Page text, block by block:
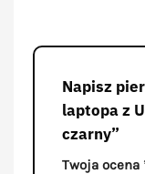
Napisz
laptopa z
czarny”
Twoja ocena